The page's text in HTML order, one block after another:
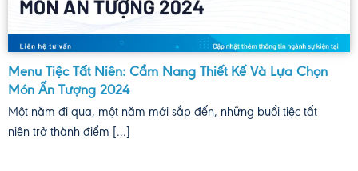
Menu Tiệc Tất Niên: Cẩm Nang Thiết Kế Và Lựa Chọn
Món Ấn Tượng 2024
Một năm đi qua, một năm mới sắp đến, những buổi tiệc tất
niên trở thành điểm [...]